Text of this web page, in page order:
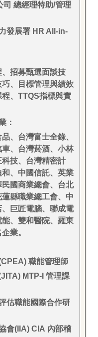
司 總經理特助/管理
發展署 HR All-in-
招募甄選面談技
、目標管理與績效
、TTQS指標與實
：
、台灣富士全錄、
、台灣菸酒、小林
技、台灣精密計
、中國信託、英業
國商業總會、台北
縣職業總工會、中
巨匠電腦、聯成電
、雙和醫院、羅東
業。
職能管理師
MTP-I 管理課
估職能國際合作研
會(IIA) CIA 內部稽